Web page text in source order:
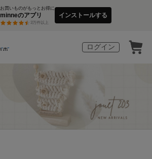
お買いものがもっとお得に
minneのアプリ
3万件以上
インストールする
ログイン